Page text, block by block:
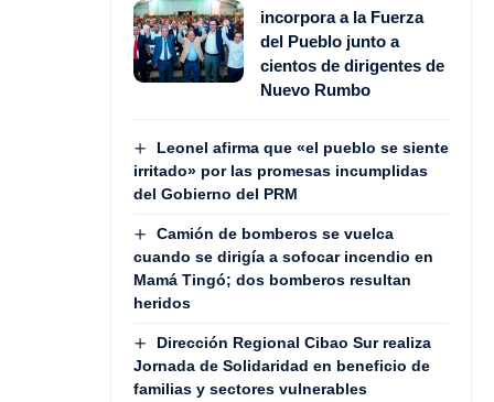
incorpora a la Fuerza
del Pueblo junto a
cientos de dirigentes de
Nuevo Rumbo
Leonel afirma que «el pueblo se siente
irritado» por las promesas incumplidas
del Gobierno del PRM
Camión de bomberos se vuelca
cuando se dirigía a sofocar incendio en
Mamá Tingó; dos bomberos resultan
heridos
Dirección Regional Cibao Sur realiza
Jornada de Solidaridad en beneficio de
familias y sectores vulnerables